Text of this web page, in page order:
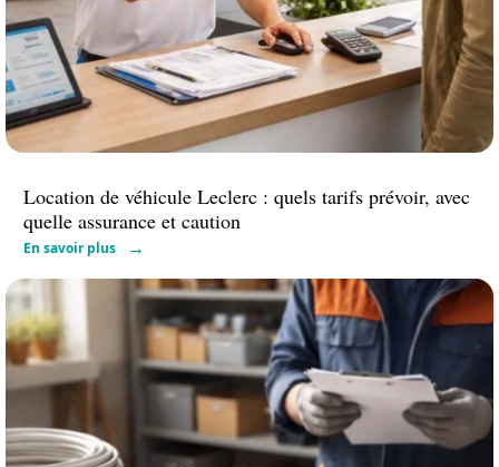
Location de véhicule Leclerc : quels tarifs prévoir, avec
quelle assurance et caution
En savoir plus